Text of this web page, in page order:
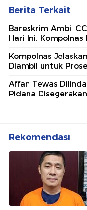
Berita Terkait
Bareskrim Ambil
Hari Ini, Kompolnas
Kompolnas
Diambil untuk
Affan Tewas
Pidana Disegerakan
Rekomendasi